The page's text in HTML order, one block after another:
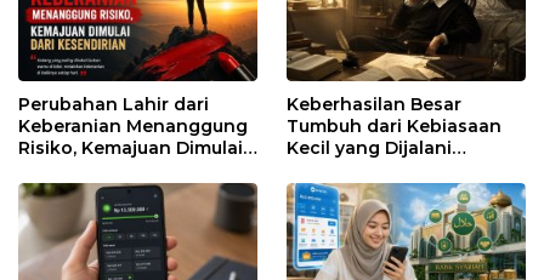
Perubahan Lahir dari
Keberanian Menanggung
Risiko, Kemajuan Dimulai
Keberhasilan Besar
Tumbuh dari Kebiasaan
Kecil yang Dijalani